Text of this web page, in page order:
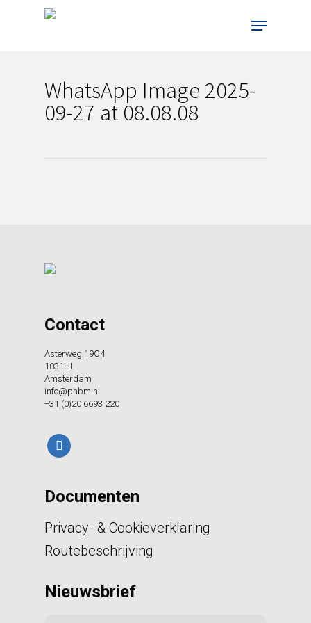
Menu
WhatsApp Image 2025-
09-27 at 08.08.08
Contact
Asterweg 19C4
1031HL
Amsterdam
info@phbm.nl
+31 (0)20 6693 220
linkedin
Documenten
Privacy- & Cookieverklaring
Routebeschrijving
Nieuwsbrief